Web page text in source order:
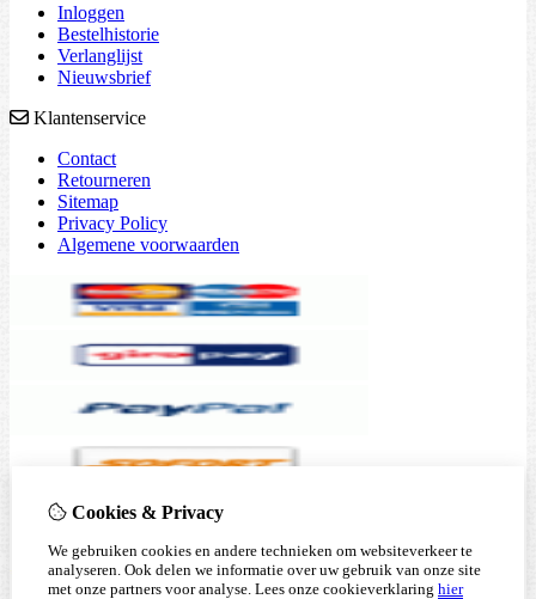
Inloggen
Bestelhistorie
Verlanglijst
Nieuwsbrief
Klantenservice
Contact
Retourneren
Sitemap
Privacy Policy
Algemene voorwaarden
Cookies & Privacy
We gebruiken cookies en andere technieken om websiteverkeer te
analyseren. Ook delen we informatie over uw gebruik van onze site
met onze partners voor analyse. Lees onze cookieverklaring hier